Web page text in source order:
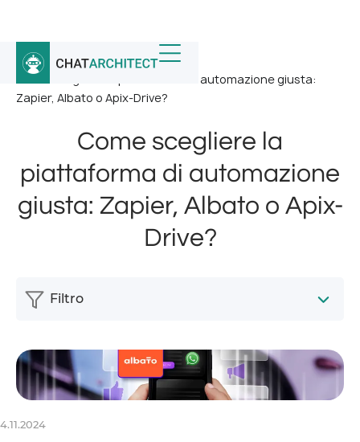
Home / Notizia /
Come scegliere la piattaforma di automazione giusta:
Zapier, Albato o Apix-Drive?
Come scegliere la
piattaforma di automazione
giusta: Zapier, Albato o Apix-
Drive?
4.11.2024
Filtro